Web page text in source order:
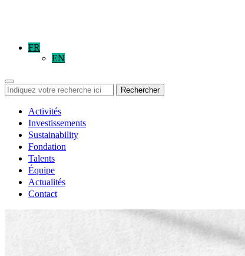
FR
EN
Rechercher
Activités
Investissements
Sustainability
Fondation
Talents
Équipe
Actualités
Contact